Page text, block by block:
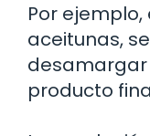
Por
aceitunas,
desamargar
producto